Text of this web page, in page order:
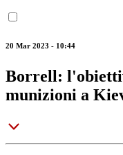
20 Mar 2023 - 10:44
Borrell:
munizioni a